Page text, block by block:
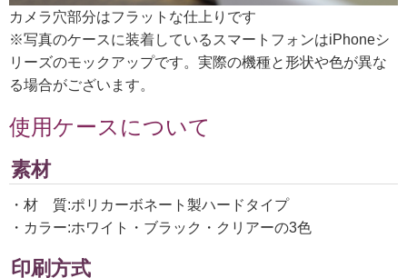
カメラ穴部分はフラットな仕上りです
※写真のケースに装着しているスマートフォンはiPhoneシ
リーズのモックアップです。実際の機種と形状や色が異な
る場合がございます。
使用ケースについて
素材
・材 質:ポリカーボネート製ハードタイプ
・カラー:ホワイト・ブラック・クリアーの3色
印刷方式